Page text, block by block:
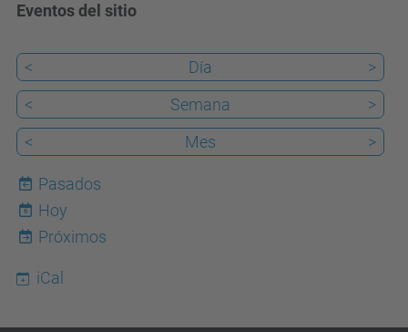
Eventos del sitio
< Día
>
<
Semana
>
<
Mes >
Pasados
6
Hoy
Próximos
iCal